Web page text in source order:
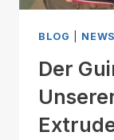
BLOG NEWS
Der